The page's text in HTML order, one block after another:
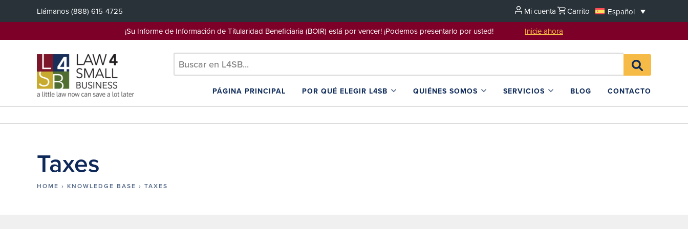
Llámanos(888) 615-4725 Mi cuenta Carrito
Español
¡Su Informe de Información de Titularidad Beneficiaria (BOIR) está por vencer! ¡Podemos presentarlo por usted! Inicie ahora
Search
for:BUSCAR
EN
PÁGINA PRINCIPAL POR QUÉ ELEGIR L4SB QUIÉNES SOMOS SERVICIOS BLOG CONTACTO
Taxes
HOME › KNOWLEDGE BASE › TAXES